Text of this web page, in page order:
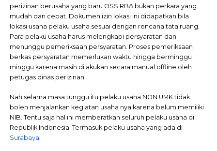
perizinan berusaha yang baru OSS RBA bukan perkara yang
mudah dan cepat. Dokumen izin lokasi ini didapatkan bila
lokasi usaha pelaku usaha sesuai dengan rencana tata ruang.
Para pelaku usaha harus melengkapi persyaratan dan
menunggu pemeriksaan persyaratan. Proses pemeriksaan
berkas persyaratan memerlukan waktu hingga berminggu
minggu karena masih dilakukan secara manual offline oleh
petugas dinas perizinan.
Nah selama masa tunggu itu pelaku usaha NON UMK tidak
boleh menjalankan kegiatan usaha nya karena belum memiliki
NIB. Tentu saja hal ini memberatkan seluruh pelaku usaha di
Republik Indonesia. Termasuk pelaku usaha yang ada di
Surabaya.